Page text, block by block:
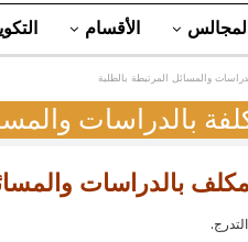
الأقسام
والمسائل المرتبطة بالطلبة
بالدراسات
بالدراسات